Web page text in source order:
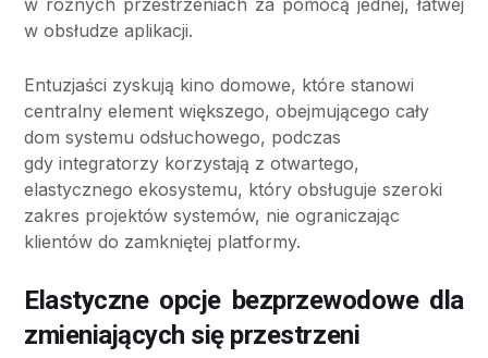
w obsłudze aplikacji.
Entuzjaści zyskują kino domowe, które stanowi
centralny element większego, obejmującego cały
dom systemu odsłuchowego, podczas
gdy integratorzy korzystają z otwartego,
elastycznego ekosystemu, który obsługuje szeroki
zakres projektów systemów, nie ograniczając
klientów do zamkniętej platformy.
Elastyczne opcje bezprzewodowe dla
zmieniających się przestrzeni